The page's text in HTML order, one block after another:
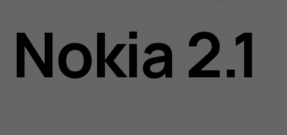
مستخدم
هاتف
Nokia 2.1